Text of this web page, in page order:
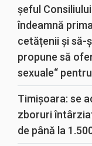
șeful
îndeamnă
cetățenii și să-
propune să
sexuale“
Timișoara: se
zboruri
de până la